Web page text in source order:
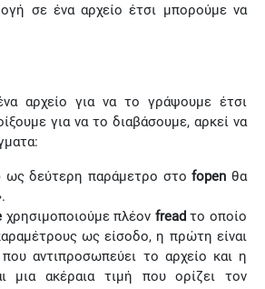
σε ένα αρχείο έτσι μπορούμε να
αρχείο για να το γράψουμε έτσι
για να το διαβάσουμε, αρκεί να
ως δεύτερη παράμετρο στοfopen θα
χρησιμοποιούμε πλέον freadτο οποίο
ως είσοδο, η πρώτη είναι
αντιπροσωπεύει το αρχείο και η
μια ακέραια τιμή που ορίζει τον